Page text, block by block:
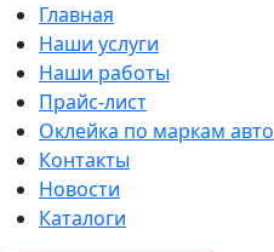
Главная
Наши услуги
Наши работы
Прайс-лист
Оклейка по маркам авто
Контакты
Новости
Каталоги